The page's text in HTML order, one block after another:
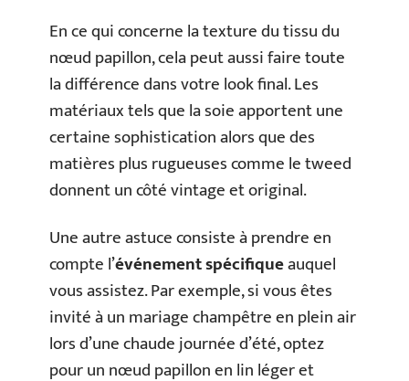
En ce qui concerne la texture du tissu du
nœud papillon, cela peut aussi faire toute
la différence dans votre look final. Les
matériaux tels que la soie apportent une
certaine sophistication alors que des
matières plus rugueuses comme le tweed
donnent un côté vintage et original.
Une autre astuce consiste à prendre en
compte l’événement spécifiqueauquel
vous assistez. Par exemple, si vous êtes
invité à un mariage champêtre en plein air
lors d’une chaude journée d’été, optez
pour un nœud papillon en lin léger et